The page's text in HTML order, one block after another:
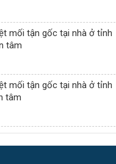
mối tận gốc tại nhà ở tỉnh
tâm
mối tận gốc tại nhà ở tỉnh
tâm